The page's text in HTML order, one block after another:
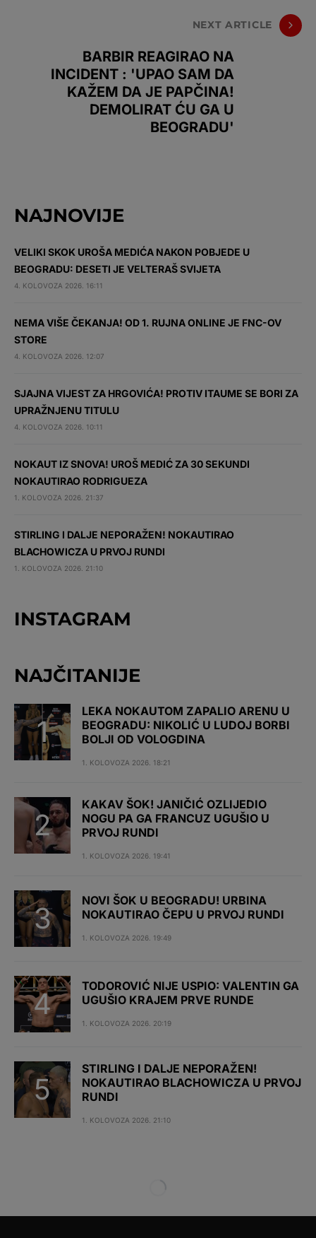
NEXT ARTICLE
BARBIR REAGIRAO NA
INCIDENT : 'UPAO SAM DA
KAŽEM DA JE PAPČINA!
DEMOLIRAT ĆU GA U
BEOGRADU'
NAJNOVIJE
VELIKI SKOK UROŠA MEDIĆA NAKON POBJEDE U
BEOGRADU: DESETI JE VELTERAŠ SVIJETA
4. KOLOVOZA 2026. 16:11
NEMA VIŠE ČEKANJA! OD 1. RUJNA ONLINE JE FNC-OV
STORE
4. KOLOVOZA 2026. 12:07
SJAJNA VIJEST ZA HRGOVIĆA! PROTIV ITAUME SE BORI ZA
UPRAŽNJENU TITULU
4. KOLOVOZA 2026. 10:11
NOKAUT IZ SNOVA! UROŠ MEDIĆ ZA 30 SEKUNDI
NOKAUTIRAO RODRIGUEZA
1. KOLOVOZA 2026. 21:37
STIRLING I DALJE NEPORAŽEN! NOKAUTIRAO
BLACHOWICZA U PRVOJ RUNDI
1. KOLOVOZA 2026. 21:10
INSTAGRAM
NAJČITANIJE
LEKA NOKAUTOM ZAPALIO ARENU U
BEOGRADU: NIKOLIĆ U LUDOJ BORBI
BOLJI OD VOLOGDINA
1. KOLOVOZA 2026. 18:21
KAKAV ŠOK! JANIČIĆ OZLIJEDIO
NOGU PA GA FRANCUZ UGUŠIO U
PRVOJ RUNDI
1. KOLOVOZA 2026. 19:41
NOVI ŠOK U BEOGRADU! URBINA
NOKAUTIRAO ČEPU U PRVOJ RUNDI
1. KOLOVOZA 2026. 19:49
TODOROVIĆ NIJE USPIO: VALENTIN GA
UGUŠIO KRAJEM PRVE RUNDE
1. KOLOVOZA 2026. 20:19
STIRLING I DALJE NEPORAŽEN!
NOKAUTIRAO BLACHOWICZA U PRVOJ
RUNDI
1. KOLOVOZA 2026. 21:10